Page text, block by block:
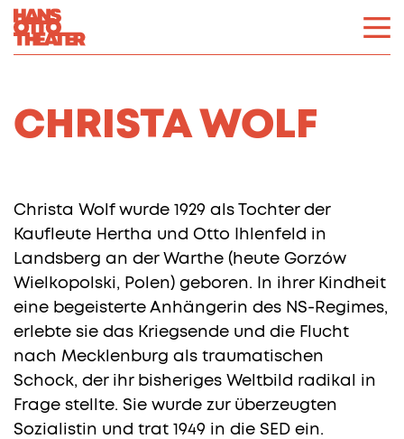
CHRISTA WOLF
Christa Wolf wurde 1929 als Tochter der
Kaufleute Hertha und Otto Ihlenfeld in
Landsberg an der Warthe (heute Gorzów
Wielkopolski, Polen) geboren. In ihrer Kindheit
eine begeisterte Anhängerin des NS-Regimes,
erlebte sie das Kriegsende und die Flucht
nach Mecklenburg als traumatischen
Schock, der ihr bisheriges Weltbild radikal in
Frage stellte. Sie wurde zur überzeugten
Sozialistin und trat 1949 in die SED ein.